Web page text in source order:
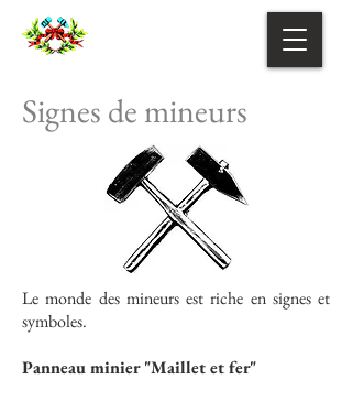
Signes de mineurs
Le monde des mineurs est riche en signes et
symboles.
Panneau minier "Maillet et fer"